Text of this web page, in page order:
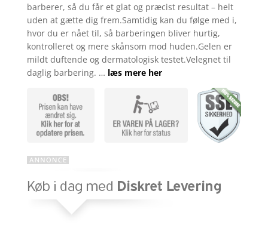
barberer, så du får et glat og præcist resultat – helt
uden at gætte dig frem.Samtidig kan du følge med i,
hvor du er nået til, så barberingen bliver hurtig,
kontrolleret og mere skånsom mod huden.Gelen er
mildt duftende og dermatologisk testet.Velegnet til
daglig barbering. … læs mere her